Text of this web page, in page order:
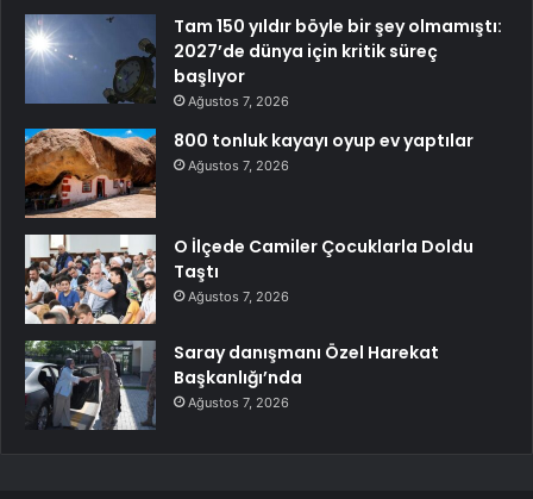
Tam 150 yıldır böyle bir şey olmamıştı:
2027’de dünya için kritik süreç
başlıyor
Ağustos 7, 2026
800 tonluk kayayı oyup ev yaptılar
Ağustos 7, 2026
O İlçede Camiler Çocuklarla Doldu
Taştı
Ağustos 7, 2026
Saray danışmanı Özel Harekat
Başkanlığı’nda
Ağustos 7, 2026